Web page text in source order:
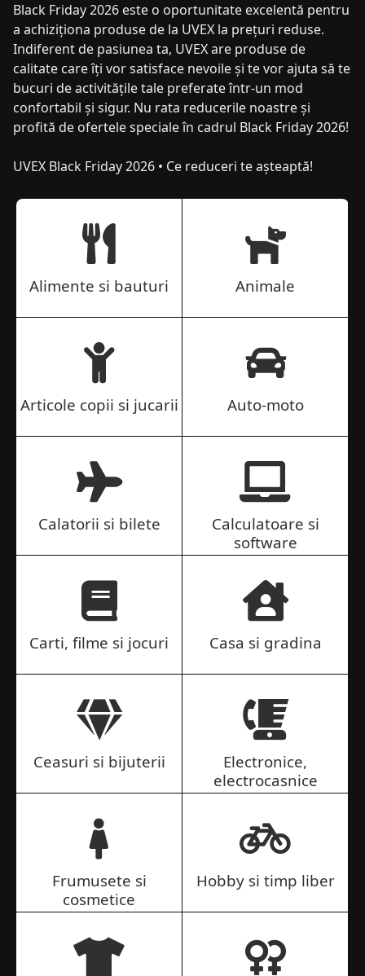
Black Friday 2026 este o oportunitate excelentă pentru
a achiziționa produse de la UVEX la prețuri reduse.
Indiferent de pasiunea ta, UVEX are produse de
calitate care îți vor satisface nevoile și te vor ajuta să te
bucuri de activitățile tale preferate într-un mod
confortabil și sigur. Nu rata reducerile noastre și
profită de ofertele speciale în cadrul Black Friday 2026!
UVEX Black Friday 2026 • Ce reduceri te așteaptă!
Alimente si bauturi Animale
Articole copii si jucarii Auto-moto
Calatorii si bilete
Calculatoare si
software
Carti, filme si jocuri Casa si gradina
Ceasuri si bijuterii
Electronice,
electrocasnice
Frumusete si
cosmetice
Hobby si timp liber